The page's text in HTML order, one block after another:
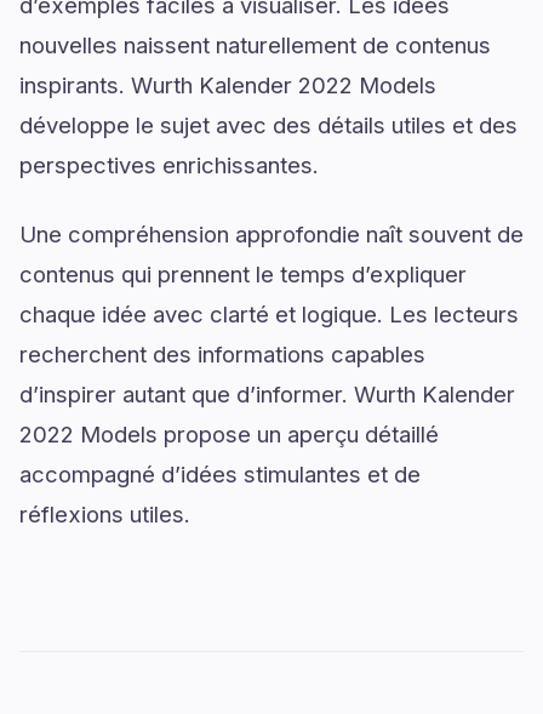
nouvelles naissent naturellement de contenus
inspirants. Wurth Kalender 2022 Models
développe le sujet avec des détails utiles et des
perspectives enrichissantes.
Une compréhension approfondie naît souvent de
contenus qui prennent le temps d’expliquer
chaque idée avec clarté et logique. Les lecteurs
recherchent des informations capables
d’inspirer autant que d’informer. Wurth Kalender
2022 Models propose un aperçu détaillé
accompagné d’idées stimulantes et de
réflexions utiles.